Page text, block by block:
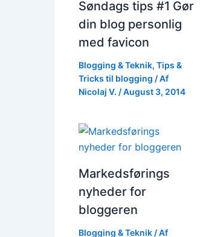
Søndags tips #1 Gør
din blog personlig
med favicon
Blogging & Teknik, Tips &
Tricks til blogging / Af
Nicolaj V. /August 3, 2014
Markedsførings
nyheder for
bloggeren
Blogging & Teknik / Af